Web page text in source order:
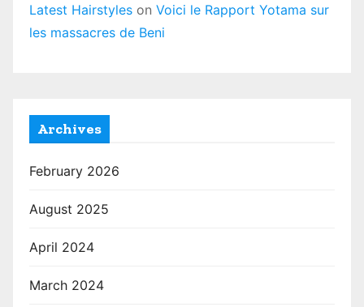
Latest Hairstyles on Voici le Rapport Yotama sur
les massacres de Beni
Archives
February 2026
August 2025
April 2024
March 2024